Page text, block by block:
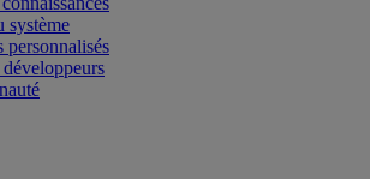
système
personnalisés